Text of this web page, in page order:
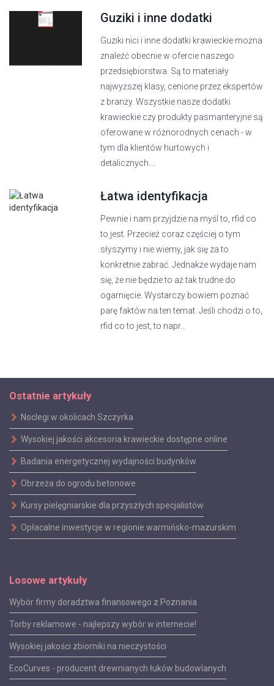
Guziki i inne dodatki
Guziki nici i inne dodatki krawieckie można
znaleźć obecnie w ofercie naszego
przedsiębiorstwa. Są to materiały
najwyższej klasy, cenione przez ekspertów
z branży. Wszystkie nasze dodatki
krawieckie czy produkty pasmanteryjne są
oferowane w różnorodnych cenach - w
tym dla klientów hurtowych i
detalicznych....
Łatwa identyfikacja
Pewnie i nam przyjdzie na myśl to, rfid co
to jest. Przecież coraz częściej o tym
słyszymy i nie wiemy, jak się za to
konkretnie zabrać. Jednakże wydaje nam
się, że nie będzie to aż tak trudne do
ogarnięcie. Wystarczy bowiem poznać
parę faktów na ten temat. Jeśli chodzi o to,
rfid co to jest, to napr...
Ostatnie artykuły
Noclegi w okolicach Szczyrka
Wysokiej jakości akcesoria krawieckie dostępne online
Badania energetycznej wydajności budynków
Obrzeża do ogrodu betonowe
Kursy pielęgniarskie dla przyszłych specjalistów
Opłacalne inwestycje w regionie warmińsko-mazurskim
Losowe artykuły
Wybór firmy doradztwa finansowego z Poznania
Torby reklamowe - najlepszy wybór w internecie!
Wysokiej jakości zbiorniki na nieczystości
EcoCurves - producent drewnianych łuków budowlanych